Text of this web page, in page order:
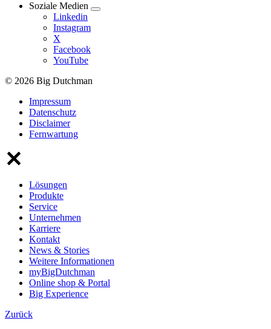
Soziale Medien
Linkedin
Instagram
X
Facebook
YouTube
© 2026 Big Dutchman
Impressum
Datenschutz
Disclaimer
Fernwartung
Lösungen
Produkte
Service
Unternehmen
Karriere
Kontakt
News & Stories
Weitere Informationen
myBigDutchman
Online shop & Portal
Big Experience
Zurück